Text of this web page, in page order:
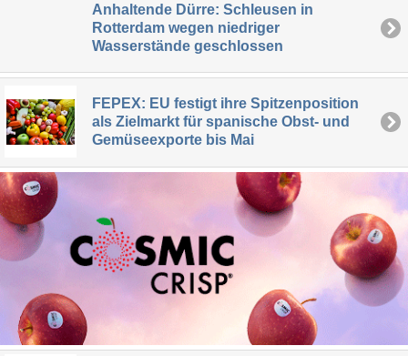
Anhaltende Dürre: Schleusen in
Rotterdam wegen niedriger
Wasserstände geschlossen
FEPEX: EU festigt ihre Spitzenposition
als Zielmarkt für spanische Obst- und
Gemüseexporte bis Mai